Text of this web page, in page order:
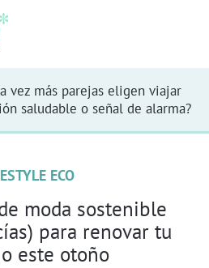
vez más parejas eligen viajar
saludable o señal de alarma?
ECO
moda sostenible
para renovar tu
este otoño